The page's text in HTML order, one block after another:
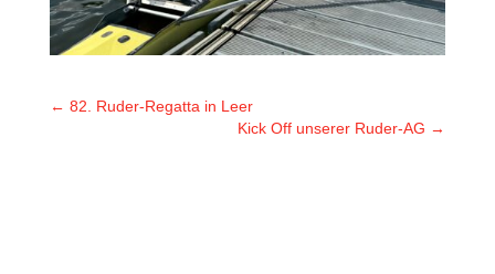
← 82. Ruder-Regatta in Leer
Kick Off unserer Ruder-AG →